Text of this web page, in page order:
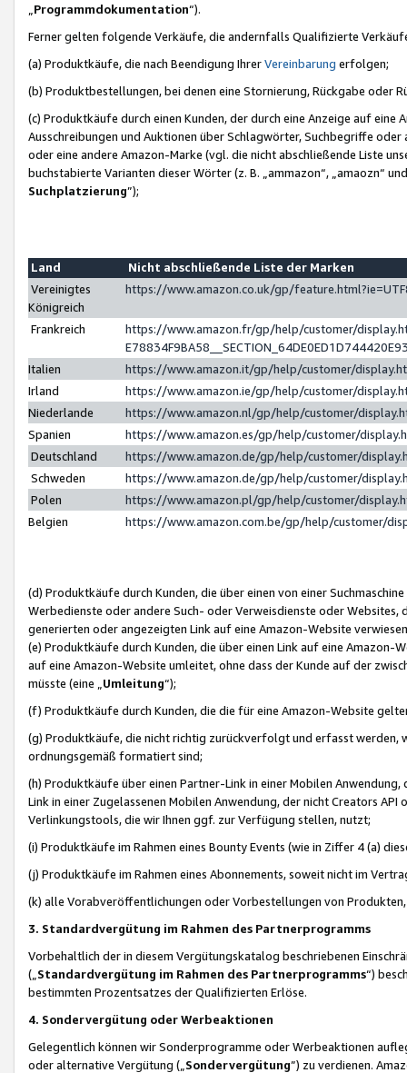
Programmdokumentation“).
Ferner gelten folgende Verkäufe, die andernfalls Qualifizierte
(a) Produktkäufe, die nach Beendigung IhrerVereinbarung erfolgen;
(b) Produktbestellungen, bei denen eine Stornierung, Rückgabe oder
(c) Produktkäufe durch einen Kunden, der durch eine Anzeige auf
Ausschreibungen und Auktionen über Schlagwörter, Suchbegriffe
oder eine andere Amazon-Marke (vgl. die nicht abschließende Liste
buchstabierte Varianten dieser Wörter (z. B. „ammazon“, „amaozn“
Suchplatzierung”);
Land
Nicht abschließende Liste der Marken
Vereinigtes
Königreich
https://www.amazon.co.uk/gp/
Frankreich
https://www.amazon.fr/gp/help/customer/
Italien
https://www.amazon.it/gp/help/customer/
Irland
https://www.amazon.ie/gp/help/customer/
Niederlande
https://www.amazon.nl/gp/help/customer/
Spanien
https://www.amazon.es/gp/help/customer/
Deutschland
https://www.amazon.de/gp/help/customer/
Schweden
https://www.amazon.de/gp/help/customer/
Polen
https://www.amazon.pl/gp/help/customer/
Belgien
https://www.amazon.com.be/gp/help/customer/
(d) Produktkäufe durch Kunden, die über einen von einer
Werbedienste oder andere Such- oder Verweisdienste oder Websites,
generierten oder angezeigten Link auf eine Amazon-Website
(e) Produktkäufe durch Kunden, die über einen Link auf eine
auf eine Amazon-Website umleitet, ohne dass der Kunde auf der
müsste (eine „ Umleitung“);
(f) Produktkäufe durch Kunden, die die für eine Amazon-Website
(g) Produktkäufe, die nicht richtig zurückverfolgt und erfasst werden,
ordnungsgemäß formatiert sind;
(h) Produktkäufe über einen Partner-Link in einer Mobilen
Link in einer Zugelassenen Mobilen Anwendung, der nicht Creators
Verlinkungstools, die wir Ihnen ggf. zur Verfügung stellen, nutzt;
(i) Produktkäufe im Rahmen eines Bounty Events (wie in Ziffer 4 (a)
(j) Produktkäufe im Rahmen eines Abonnements, soweit nicht im
(k) alle Vorabveröffentlichungen oder Vorbestellungen von
3. Standardvergütung im Rahmen des Partnerprogramms
Vorbehaltlich der in diesem Vergütungskatalog beschriebenen
(„ Standardvergütung im Rahmen des Partnerprogramms“)
bestimmten Prozentsatzes der Qualifizierten Erlöse.
4. Sondervergütung oder Werbeaktionen
Gelegentlich können wir Sonderprogramme oder Werbeaktionen
oder alternative Vergütung („ Sondervergütung”) zu verdienen.